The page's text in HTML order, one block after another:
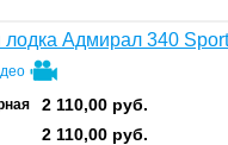
лодка Адмирал 340
2 110,00 руб.
2 110,00 руб.